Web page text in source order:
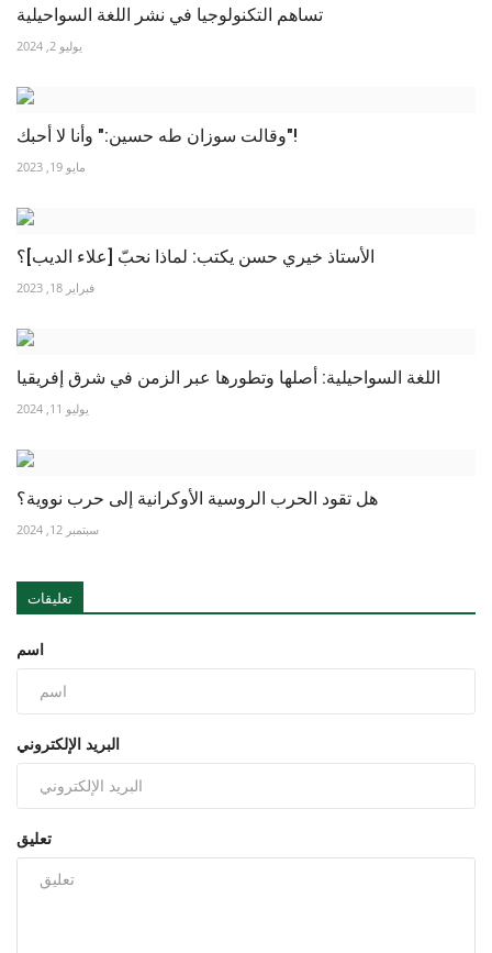
تساهم التكنولوجيا في نشر اللغة السواحيلية
يوليو 2, 2024
وقالت سوزان طه حسين:" وأنا لا أحبك"!
مايو 19, 2023
الأستاذ خيري حسن يكتب: لماذا نحبّ [علاء الديب]؟
فبراير 18, 2023
اللغة السواحيلية: أصلها وتطورها عبر الزمن في شرق إفريقيا
يوليو 11, 2024
هل تقود الحرب الروسية الأوكرانية إلى حرب نووية؟
سبتمبر 12, 2024
تعليقات
اسم
البريد الإلكتروني
تعليق